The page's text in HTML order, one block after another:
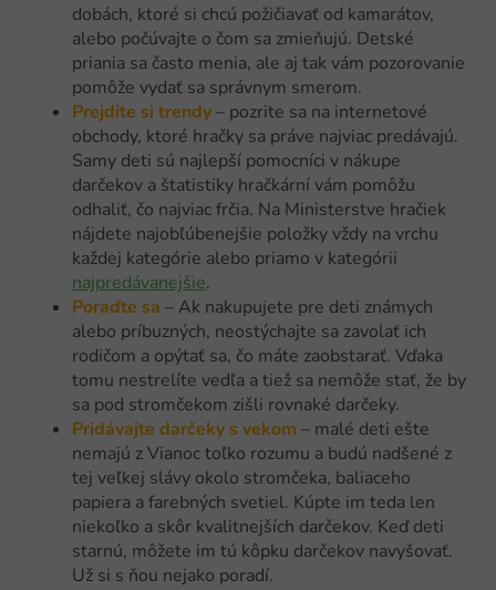
dobách, ktoré si chcú požičiavať od kamarátov,
alebo počúvajte o čom sa zmieňujú. Detské
priania sa často menia, ale aj tak vám pozorovanie
pomôže vydať sa správnym smerom.
Prejdite si trendy– pozrite sa na internetové
obchody, ktoré hračky sa práve najviac predávajú.
Samy deti sú najlepší pomocníci v nákupe
darčekov a štatistiky hračkární vám pomôžu
odhaliť, čo najviac frčia. Na Ministerstve hračiek
nájdete najobľúbenejšie položky vždy na vrchu
každej kategórie alebo priamo v kategórii
najpredávanejšie.
Poraďte sa – Ak nakupujete pre deti známych
alebo príbuzných, neostýchajte sa zavolať ich
rodičom a opýtať sa, čo máte zaobstarať. Vďaka
tomu nestrelíte vedľa a tiež sa nemôže stať, že by
sa pod stromčekom zišli rovnaké darčeky.
Pridávajte darčeky s vekom – malé deti ešte
nemajú z Vianoc toľko rozumu a budú nadšené z
tej veľkej slávy okolo stromčeka, baliaceho
papiera a farebných svetiel. Kúpte im teda len
niekoľko a skôr kvalitnejších darčekov. Keď deti
starnú, môžete im tú kôpku darčekov navyšovať.
Už si s ňou nejako poradí.